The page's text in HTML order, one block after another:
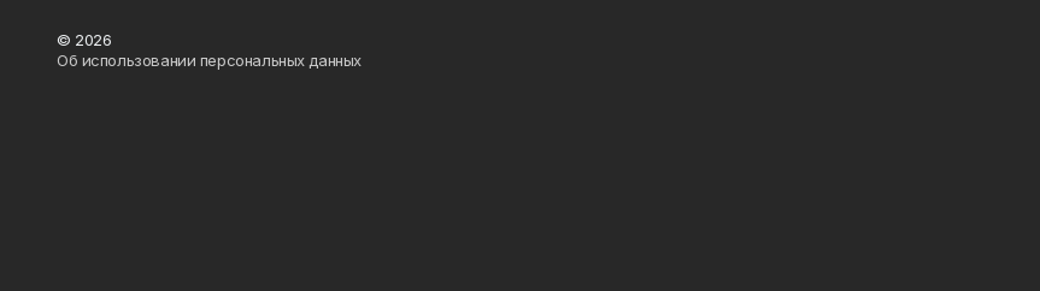
© 2026
Об использовании персональных данных